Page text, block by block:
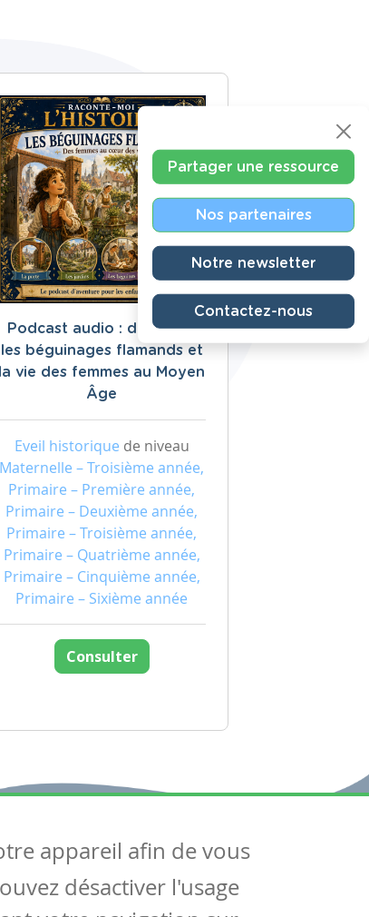
Podcast audio : découvrir
les béguinages flamands et
la vie des femmes au Moyen
Âge
Eveil historique de niveau
Maternelle – Troisième année,
Primaire – Première année,
Primaire – Deuxième année,
Primaire – Troisième année,
Primaire – Quatrième année,
Primaire – Cinquième année,
Primaire – Sixième année
Consulter
Partager une ressource
Nos partenaires
Notre newsletter
Contactez-nous
nous
nous
appareil afin de vous
désactiver l'usage